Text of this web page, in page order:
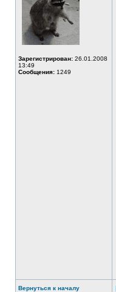
Зарегистрирован: 26.01.2008
13:49
Сообщения: 1249
Вернуться к началу